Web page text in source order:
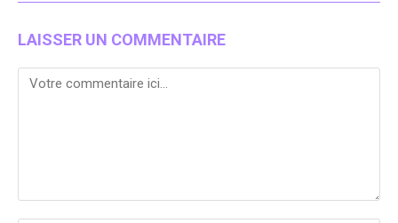
LAISSER UN COMMENTAIRE
Comment